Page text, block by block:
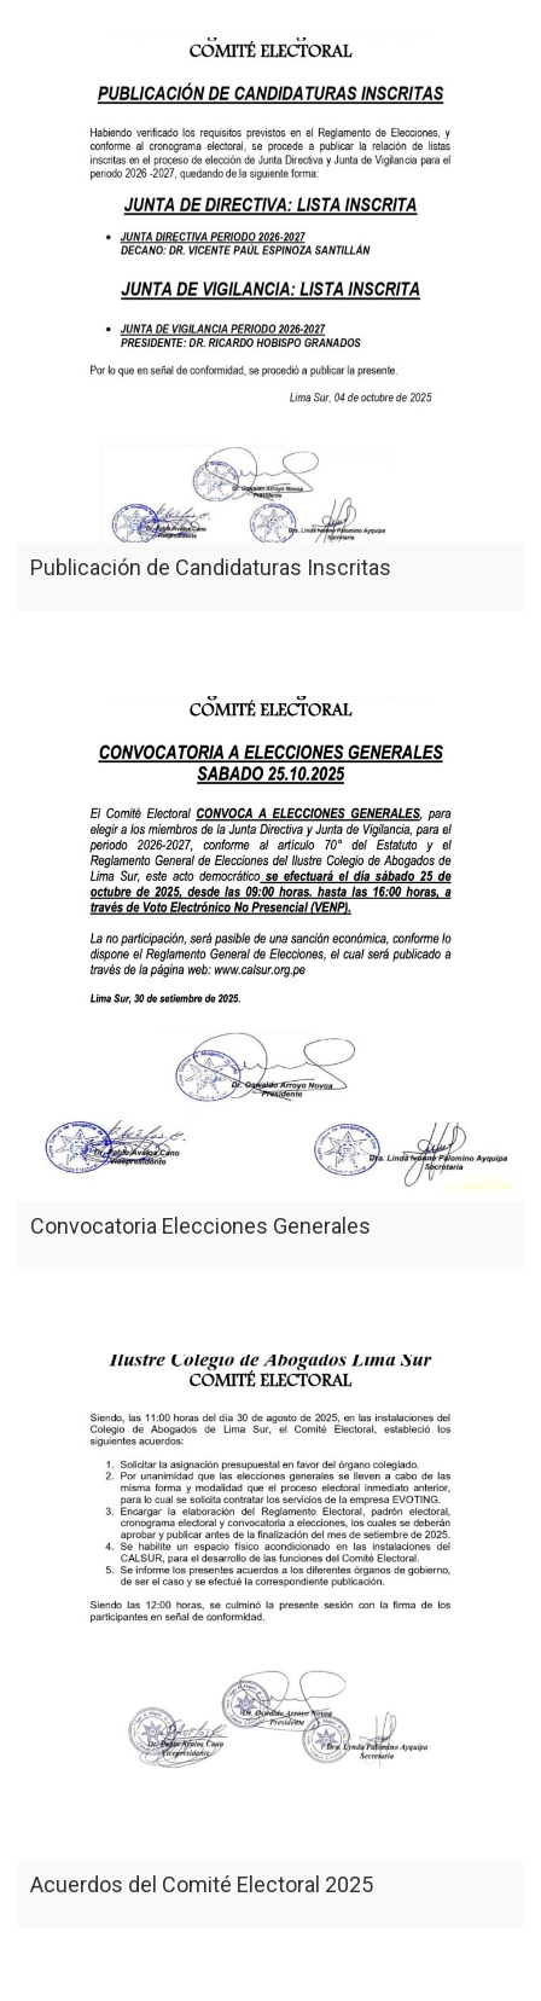
Publicación de Candidaturas Inscritas
Convocatoria Elecciones Generales
Acuerdos del Comité Electoral 2025